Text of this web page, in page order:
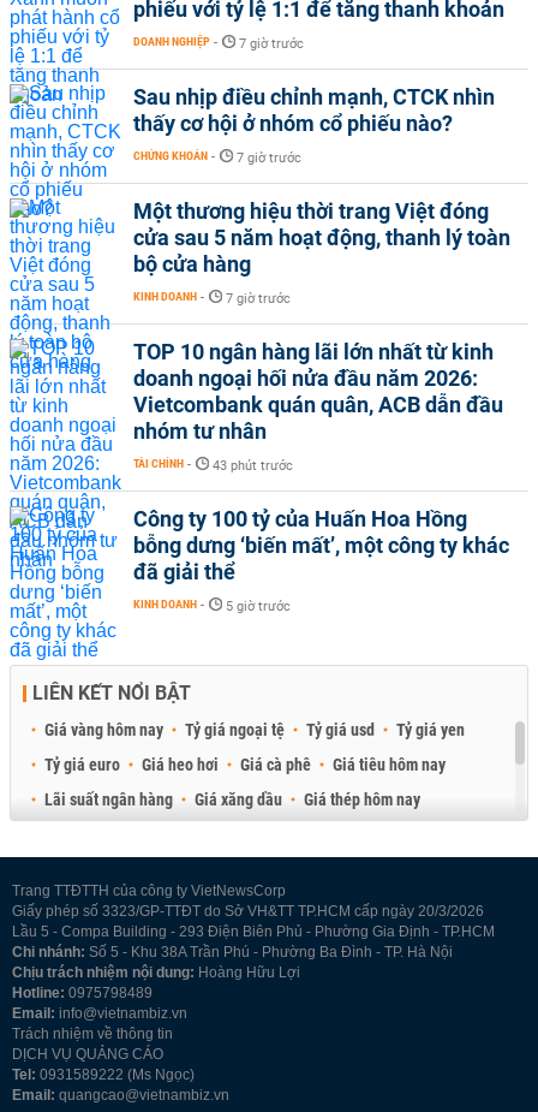
phiếu với tỷ lệ 1:1 để tăng thanh khoản
DOANH NGHIỆP - 7 giờ trước
Sau nhịp điều chỉnh mạnh, CTCK nhìn
thấy cơ hội ở nhóm cổ phiếu nào?
CHỨNG KHOÁN - 7 giờ trước
Một thương hiệu thời trang Việt đóng
cửa sau 5 năm hoạt động, thanh lý toàn
bộ cửa hàng
KINH DOANH - 7 giờ trước
TOP 10 ngân hàng lãi lớn nhất từ kinh
doanh ngoại hối nửa đầu năm 2026:
Vietcombank quán quân, ACB dẫn đầu
nhóm tư nhân
TÀI CHÍNH - 43 phút trước
Công ty 100 tỷ của Huấn Hoa Hồng
bỗng dưng ‘biến mất’, một công ty khác
đã giải thể
KINH DOANH - 5 giờ trước
LIÊN KẾT NỔI BẬT
Giá vàng hôm nay Tỷ giá ngoại tệ Tỷ giá usd
Tỷ giá yen
Tỷ giá euro
Giá heo hơi Giá cà phê
Giá tiêu hôm nay
Lãi suất ngân hàng
Giá xăng dầu
Giá thép hôm nay
Trang TTĐTTH của công ty VietNewsCorp
Giấy phép số 3323/GP-TTĐT do Sở VH&TT TP.HCM cấp ngày 20/3/2026
Lầu 5 - Compa Building - 293 Điện Biên Phủ - Phường Gia Định - TP.HCM
Chi nhánh: Số 5 - Khu 38A Trần Phú - Phường Ba Đình - TP. Hà Nội
Chịu trách nhiệm nội dung: Hoàng Hữu Lợi
Hotline: 0975798489
Email: info@vietnambiz.vn
Trách nhiệm về thông tin
DỊCH VỤ QUẢNG CÁO
Tel: 0931589222 (Ms Ngọc)
Email: quangcao@vietnambiz.vn